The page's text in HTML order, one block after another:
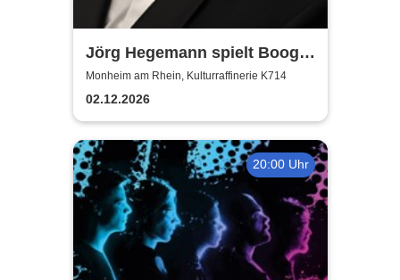
Jörg Hegemann spielt Boogie
Woogie
Monheim am Rhein, Kulturraffinerie K714
02.12.2026
20:00 Uhr